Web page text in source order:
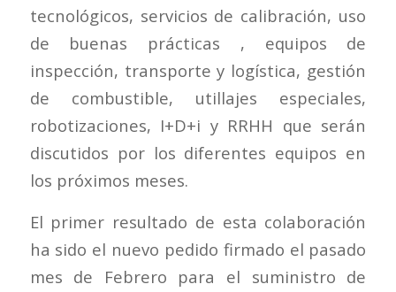
tecnológicos, servicios de calibración, uso
de buenas prácticas , equipos de
inspección, transporte y logística, gestión
de combustible, utillajes especiales,
robotizaciones, I+D+i y RRHH que serán
discutidos por los diferentes equipos en
los próximos meses.
El primer resultado de esta colaboración
ha sido el nuevo pedido firmado el pasado
mes de Febrero para el suministro de